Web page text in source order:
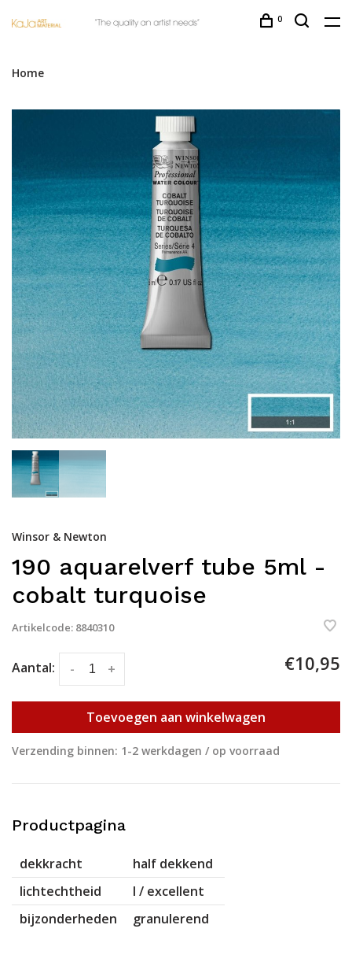
0
Home
Winsor & Newton
190 aquarelverf tube 5ml -
cobalt turquoise
Artikelcode: 8840310
Aantal: +
- €10,95
Toevoegen aan winkelwagen
Verzending binnen: 1-2 werkdagen / op voorraad
Productpagina
dekkracht
half dekkend
lichtechtheid
I / excellent
bijzonderheden
granulerend